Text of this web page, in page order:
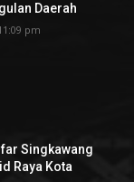
Daerah
pm
Singkawang
Raya Kota